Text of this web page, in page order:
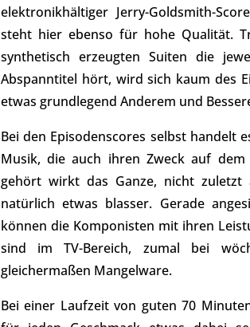
elektronikhältiger Jerry-Goldsmith-
steht hier ebenso für hohe Qualität.
synthetisch erzeugten Suiten die
Abspanntitel hört, wird sich kaum des
etwas grundlegend Anderem und
Bei den Episodenscores selbst handelt
Musik, die auch ihren Zweck auf
gehört wirkt das Ganze, nicht
natürlich etwas blasser. Gerade
können die Komponisten mit ihren
sind im TV-Bereich, zumal bei
gleichermaßen Mangelware.
Bei einer Laufzeit von guten 70